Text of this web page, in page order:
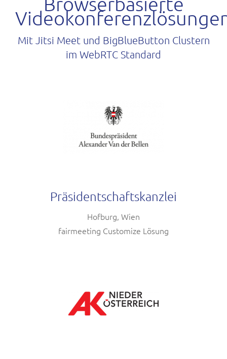
Mit Jitsi Meet und BigBlueButton Clustern
im WebRTC Standard
Präsidentschaftskanzlei
Hofburg, Wien
fairmeeting Customize Lösung